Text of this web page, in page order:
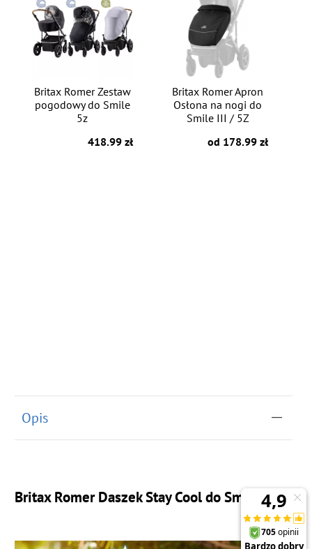
Britax Romer Zestaw
pogodowy do Smile
5z
418.99 zł
Britax Romer Apron
Osłona na nogi do
Smile III / 5Z
od 178.99 zł
Opis
Britax Romer Daszek Stay Cool do Smile III